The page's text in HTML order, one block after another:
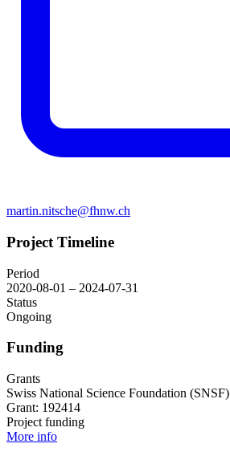
martin.nitsche@fhnw.ch
Project Timeline
Period
2020-08-01 – 2024-07-31
Status
Ongoing
Funding
Grants
Swiss National Science Foundation (SNSF)
Grant: 192414
Project funding
More info